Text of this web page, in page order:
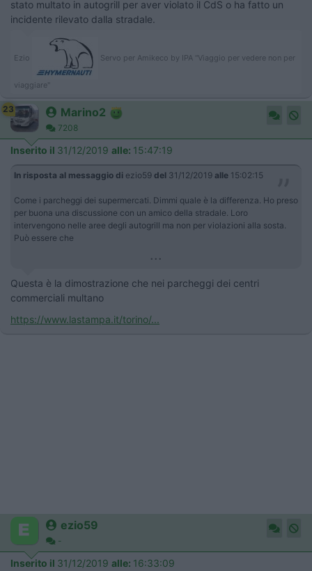
stato multato in autogrill per aver violato il CdS o ha fatto un
incidente rilevato dalla stradale.
Ezio Servo per Amikeco by IPA "Viaggio per vedere non per
viaggiare"
23 Marino2
7208
Inserito il 31/12/2019 alle: 15:47:19
In risposta al messaggio di ezio59 del 31/12/2019 alle 15:02:15
Come i parcheggi dei supermercati. Dimmi quale è la differenza. Ho preso
per buona una discussione con un amico della stradale. Loro
intervengono nelle aree degli autogrill ma non per violazioni alla sosta.
Può essere che
...
Questa è la dimostrazione che nei parcheggi dei centri
commerciali multano
https://www.lastampa.it/torino/...
ezio59
-
Inserito il 31/12/2019 alle: 16:33:09